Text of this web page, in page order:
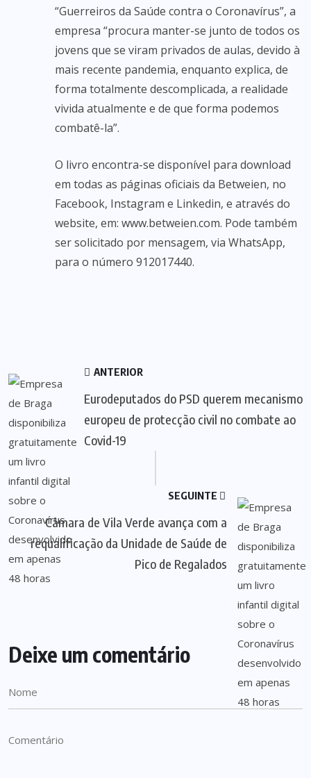
“Guerreiros da Saúde contra o Coronavírus”, a
empresa “procura manter-se junto de todos os
jovens que se viram privados de aulas, devido à
mais recente pandemia, enquanto explica, de
forma totalmente descomplicada, a realidade
vivida atualmente e de que forma podemos
combatê-la”.
O livro encontra-se disponível para download
em todas as páginas oficiais da Betweien, no
Facebook, Instagram e Linkedin, e através do
website, em: www.betweien.com. Pode também
ser solicitado por mensagem, via WhatsApp,
para o número 912017440.
ANTERIOR
Eurodeputados do PSD querem mecanismo
europeu de protecção civil no combate ao
Covid-19
SEGUINTE
Câmara de Vila Verde avança com a
requalificação da Unidade de Saúde de
Pico de Regalados
Deixe um comentário